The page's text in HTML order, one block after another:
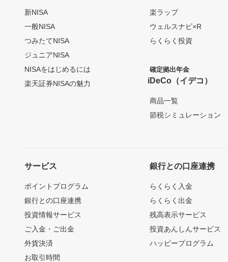
新NISA
一般NISA
つみたてNISA
ジュニアNISA
NISAをはじめるには
楽天証券NISAの魅力
楽ラップ
ウェルスナビ×R
らくらく投資
確定拠出年金
iDeCo（イデコ）
商品一覧
節税シミュレーション
サービス
ポイントプログラム
銀行との口座連携
投資情報サービス
ご入金・ご出金
外貨決済
お取引時間
銀行との口座連携
らくらく入金
らくらく出金
残高表示サービス
投資あんしんサービス
ハッピープログラム